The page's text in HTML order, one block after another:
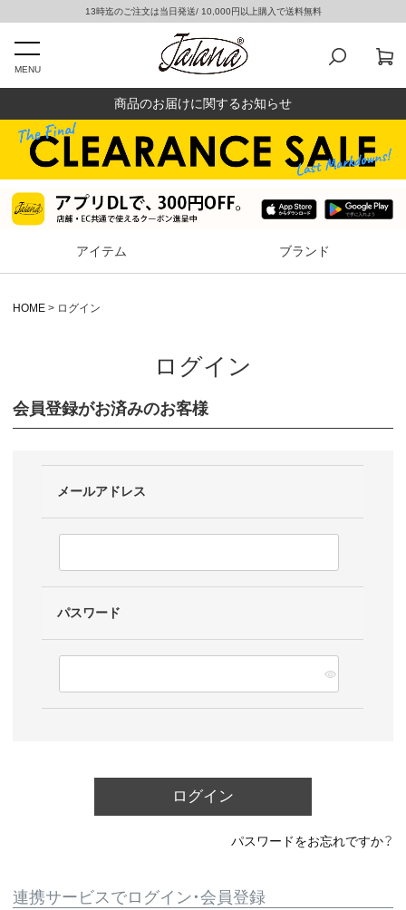
13時迄のご注文は当日発送/ 10,000円以上購入で送料無料
MENU
商品のお届けに関するお知らせ
アイテム ブランド
HOME ログイン
ログイン
会員登録がお済みのお客様
メールアドレス
パスワード
ログイン
パスワードをお忘れですか？
連携サービスでログイン・会員登録